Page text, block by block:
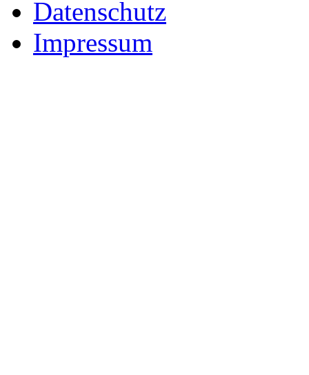
Datenschutz
Impressum